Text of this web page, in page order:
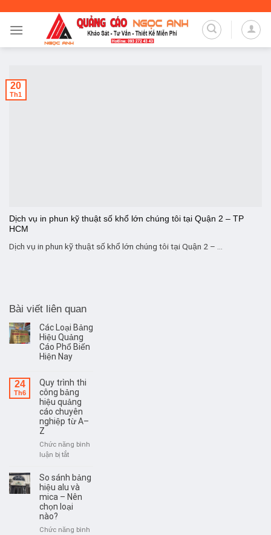
content
Dịch vụ in phun kỹ thuật số khổ lớn chúng tôi tại Quận 2 – TP
HCM
Dịch vụ in phun kỹ thuật số khổ lớn chúng tôi tại Quận 2 – ...
20
Th1
Bài viết liên quan
Các Loại Bảng
Hiệu Quảng
Cáo Phổ Biến
Hiện Nay
24
Th6
Quy trình thi
công bảng
hiệu quảng
cáo chuyên
nghiệp từ A–
Z
Chức năng bình
luận bị tắtở
trình
thi
công
bảng
quảng
So sánh bảng
hiệu alu và
mica – Nên
chọn loại
nào?
Chức năng bình